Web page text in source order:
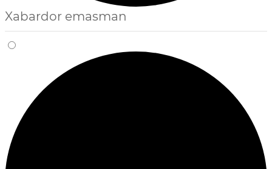
Xabardor emasman